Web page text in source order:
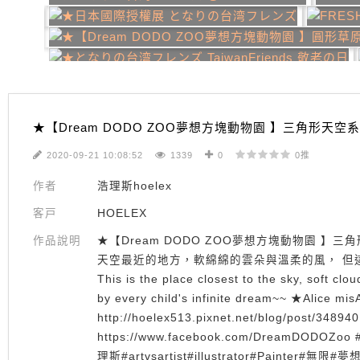
★【Dream DODO ZOO夢想方塊動物園 】三角形天空系
2020-09-21 10:08:52 1339 0 0推
作者 浩理斯hoelex
客戸 HOELEX
作品說明
★【Dream DODO ZOO夢想方塊動物園 】三
天空最近的地方，軟綿綿的雲朵與溫柔的風，
This is the place closest to the sky, soft
by every child's infinite dream~~ ★Alice
http://hoelex513.pixnet.net/blog/post/
https://www.facebook.com/DreamDODOZoo
理斯#artvsartist#illustrator#Painter#無限#夢